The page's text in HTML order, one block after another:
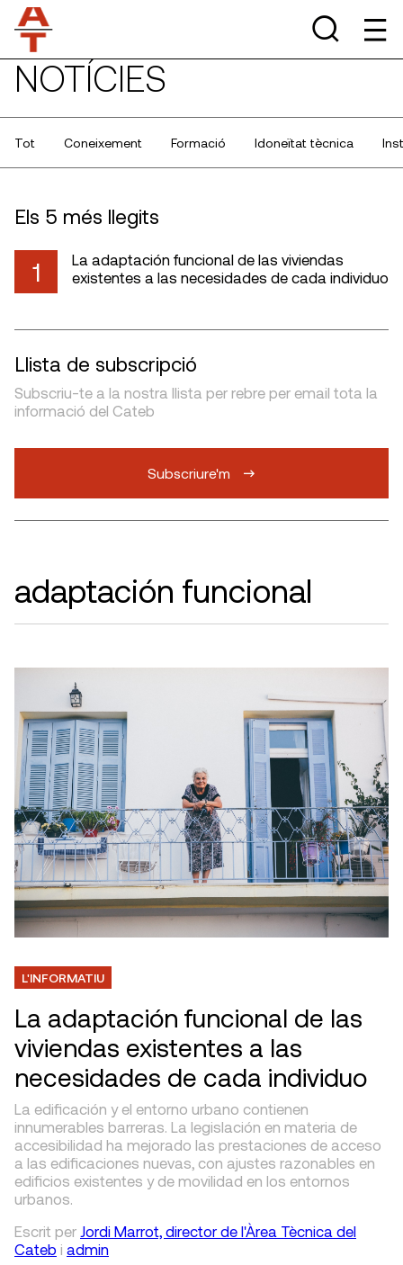
NOTÍCIES
Tot Coneixement Formació Idoneïtat tècnica
Els 5 més llegits
1
La adaptación funcional de las viviendas
existentes a las necesidades de cada individuo
Llista de subscripció
Subscriu-te a la nostra llista per rebre per email tota la
informació del Cateb
Subscriure'm
adaptación funcional
L'INFORMATIU
La adaptación funcional de las
viviendas existentes a las
necesidades de cada individuo
La edificación y el entorno urbano contienen
innumerables barreras. La legislación en materia de
accesibilidad ha mejorado las prestaciones de acceso
a las edificaciones nuevas, con ajustes razonables en
edificios existentes y de movilidad en los entornos
urbanos.
Escrit per Jordi Marrot, director de l'Àrea Tècnica del
Cateb i admin